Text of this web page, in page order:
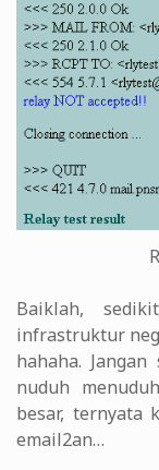
Baiklah,
infrastruktur
hahaha.
nuduh
besar, ternyata
email2an…